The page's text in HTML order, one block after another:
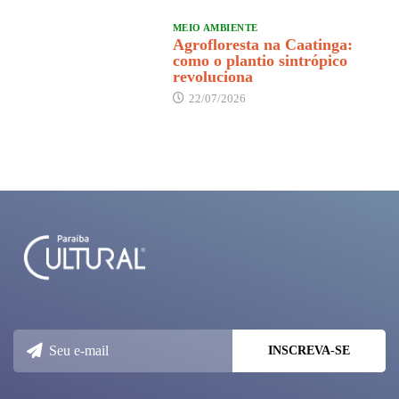
MEIO AMBIENTE
Agrofloresta na Caatinga:
como o plantio sintrópico
revoluciona
22/07/2026